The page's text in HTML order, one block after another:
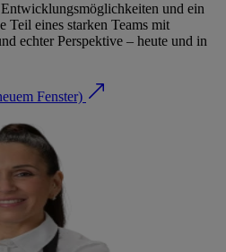
und ein
Teil eines starken Teams mit
echter Perspektive – heute und in
Fenster)